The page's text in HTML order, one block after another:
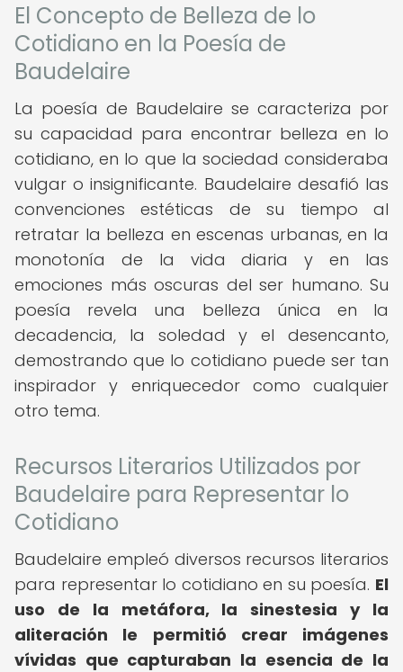
El Concepto de Belleza de lo
Cotidiano en la Poesía de
Baudelaire
La poesía de Baudelaire se caracteriza por
su capacidad para encontrar belleza en lo
cotidiano, en lo que la sociedad consideraba
vulgar o insignificante. Baudelaire desafió las
convenciones estéticas de su tiempo al
retratar la belleza en escenas urbanas, en la
monotonía de la vida diaria y en las
emociones más oscuras del ser humano. Su
poesía revela una belleza única en la
decadencia, la soledad y el desencanto,
demostrando que lo cotidiano puede ser tan
inspirador y enriquecedor como cualquier
otro tema.
Recursos Literarios Utilizados por
Baudelaire para Representar lo
Cotidiano
Baudelaire empleó diversos recursos literarios
para representar lo cotidiano en su poesía. El
uso de la metáfora, la sinestesia y la
aliteración le permitió crear imágenes
vívidas que capturaban la esencia de la